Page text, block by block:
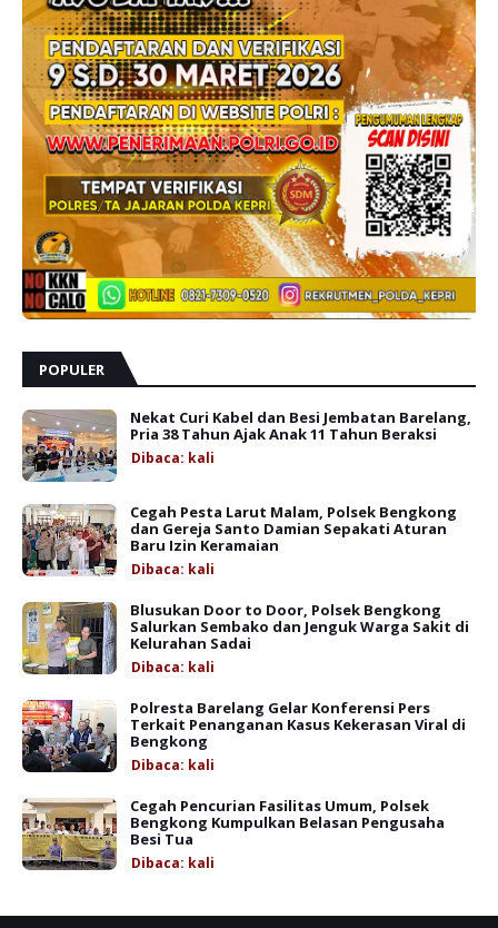
POPULER
Nekat Curi Kabel dan Besi Jembatan Barelang,
Pria 38 Tahun Ajak Anak 11 Tahun Beraksi
Dibaca: kali
Cegah Pesta Larut Malam, Polsek Bengkong
dan Gereja Santo Damian Sepakati Aturan
Baru Izin Keramaian
Dibaca: kali
Blusukan Door to Door, Polsek Bengkong
Salurkan Sembako dan Jenguk Warga Sakit di
Kelurahan Sadai
Dibaca: kali
Polresta Barelang Gelar Konferensi Pers
Terkait Penanganan Kasus Kekerasan Viral di
Bengkong
Dibaca: kali
Cegah Pencurian Fasilitas Umum, Polsek
Bengkong Kumpulkan Belasan Pengusaha
Besi Tua
Dibaca: kali